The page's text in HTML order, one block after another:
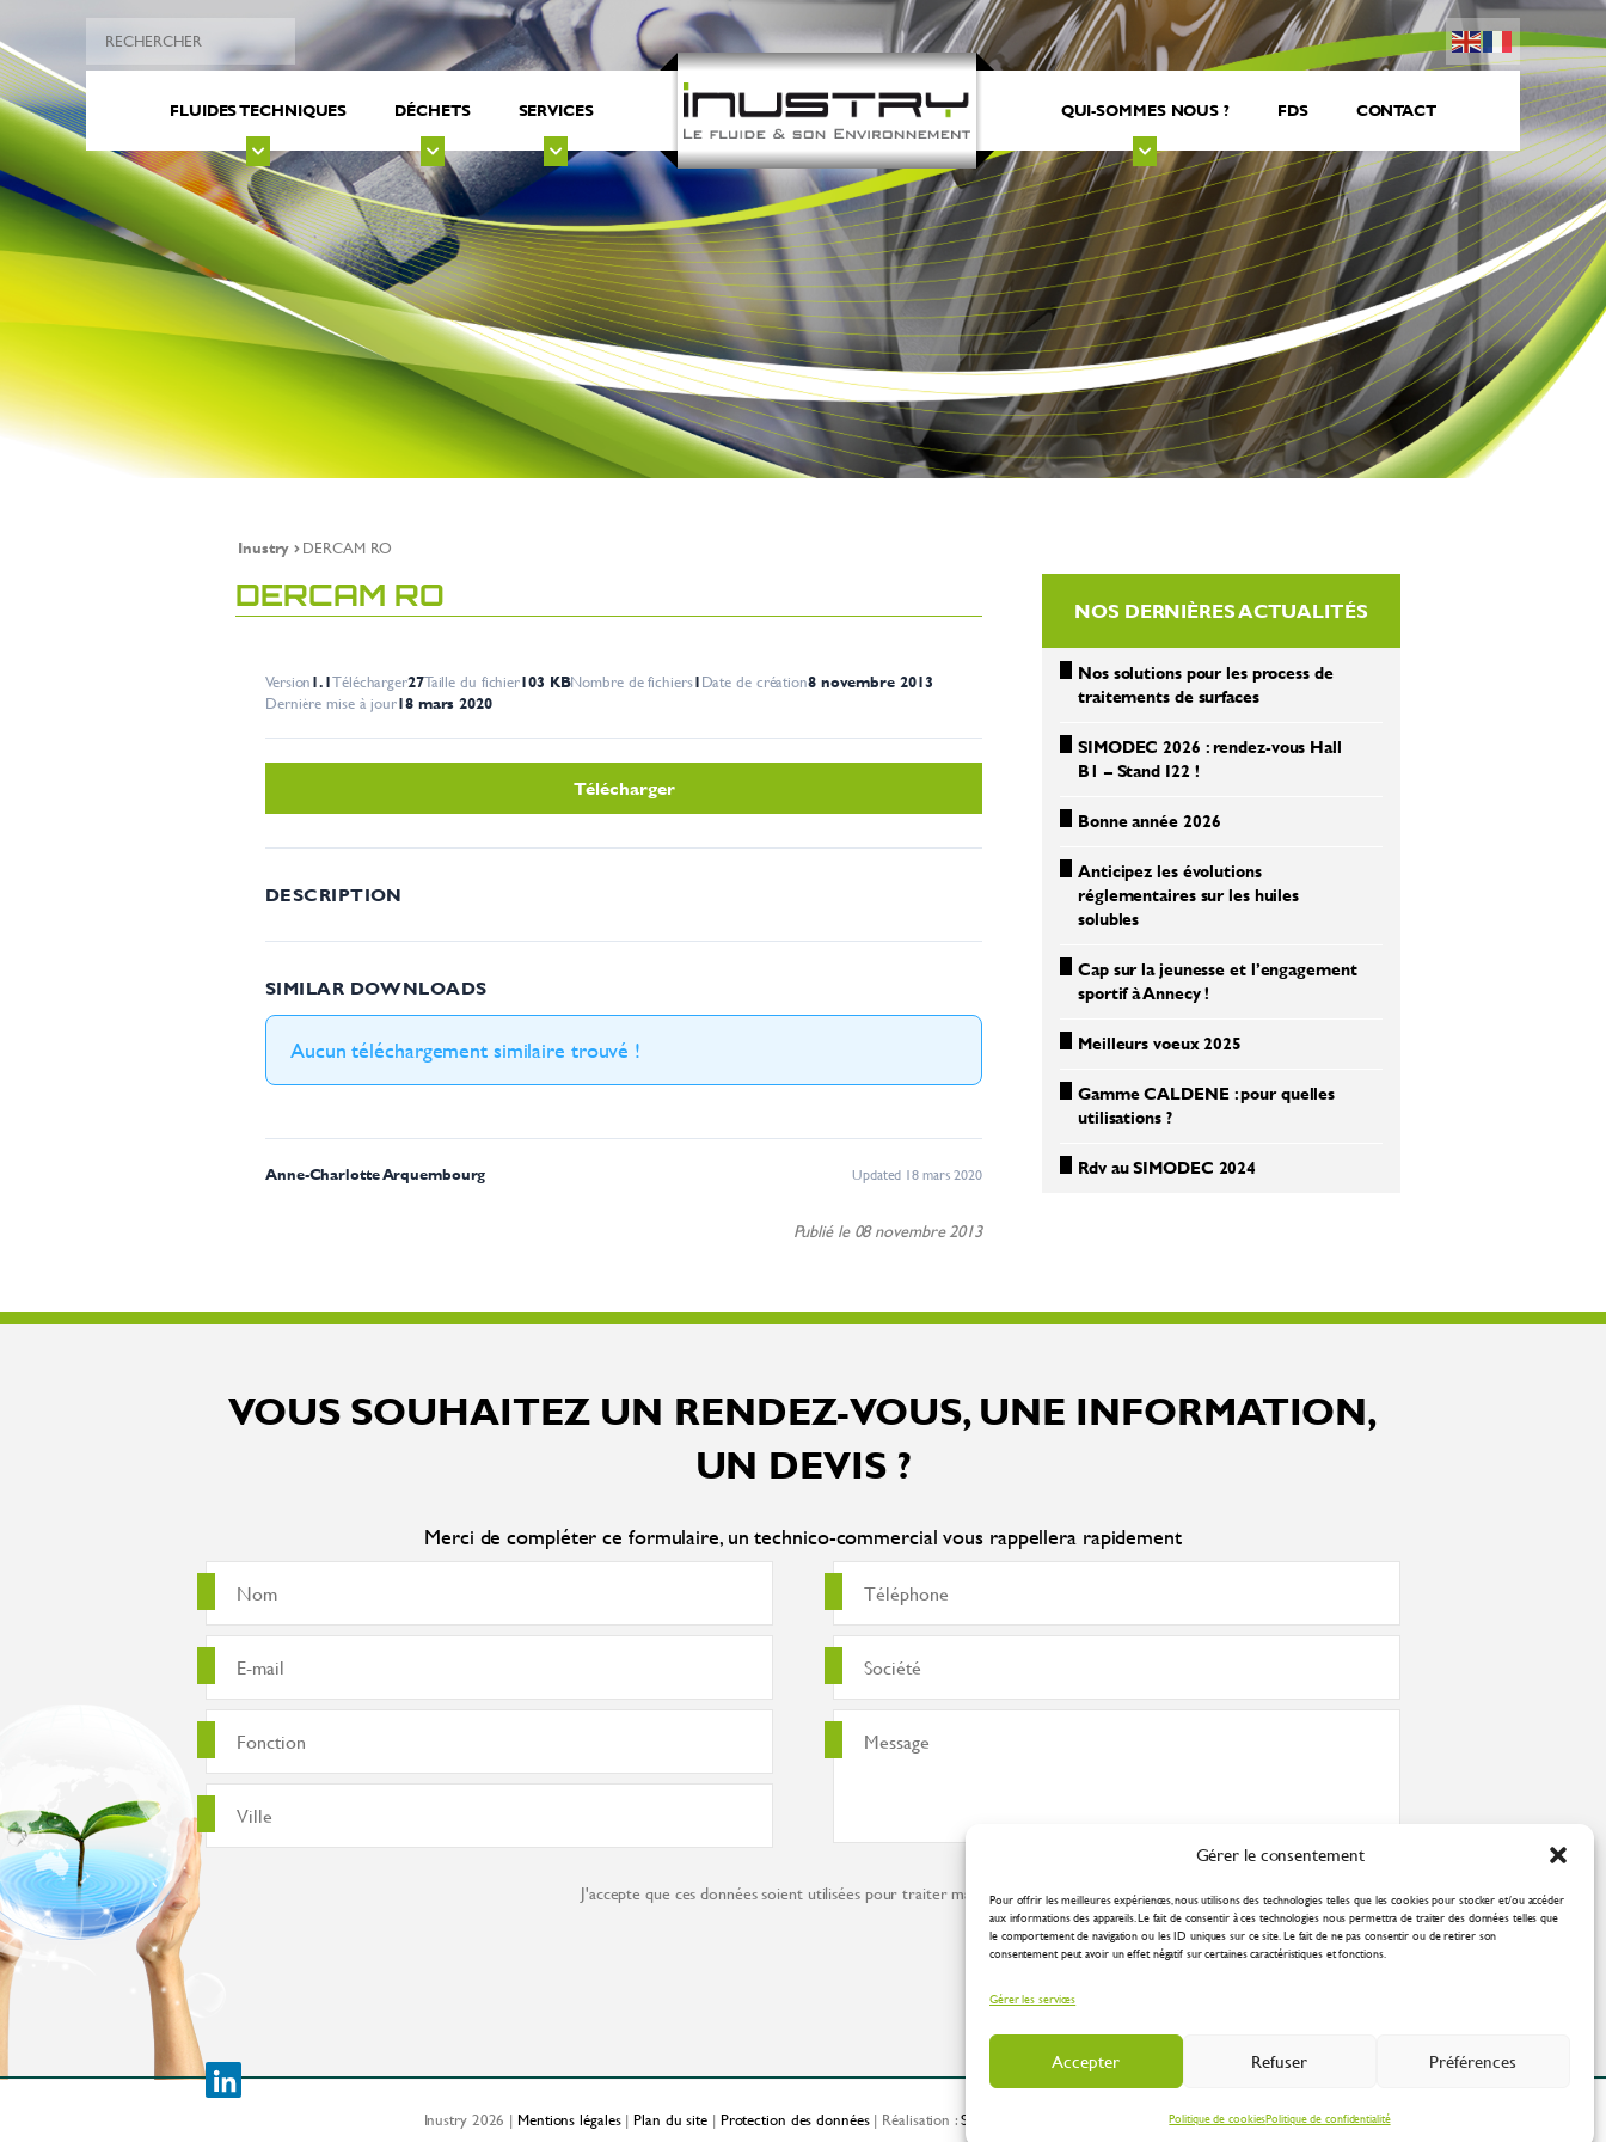
Gérer le consentement
Pour offrir les meilleures expériences, nous utilisons des technologies telles que les cookies pour stocker et/ou accéder
aux informations des appareils. Le fait de consentir à ces technologies nous permettra de traiter des données telles que
le comportement de navigation ou les ID uniques sur ce site. Le fait de ne pas consentir ou de retirer son
consentement peut avoir un effet négatif sur certaines caractéristiques et fonctions.
Gérer les services
Accepter Refuser Préférences
Politique de cookiesPolitique de confidentialité
FLUIDES TECHNIQUES DÉCHETS SERVICES QUI-SOMMES NOUS ? FDS CONTACT
Inustry DERCAM RO
DERCAM RO
Version1.1Télécharger27Taille du fichier103 KBNombre de fichiers1Date de création8 novembre 2013
Dernière mise à jour18 mars 2020
Télécharger
DESCRIPTION
SIMILAR DOWNLOADS
Aucun téléchargement similaire trouvé !
Anne-Charlotte Arquembourg Updated 18 mars 2020
Publié le 08 novembre 2013
NOS DERNIÈRES ACTUALITÉS
Nos solutions pour les process de
traitements de surfaces
SIMODEC 2026 : rendez-vous Hall
B1 – Stand I22 !
Bonne année 2026
Anticipez les évolutions
réglementaires sur les huiles
solubles
Cap sur la jeunesse et l’engagement
sportif à Annecy !
Meilleurs voeux 2025
Gamme CALDENE : pour quelles
utilisations ?
Rdv au SIMODEC 2024
VOUS SOUHAITEZ UN RENDEZ-VOUS, UNE INFORMATION,
UN DEVIS ?
Merci de compléter ce formulaire, un technico-commercial vous rappellera rapidement
J'accepte que ces données soient utilisées pour traiter ma demande conformément à lapolitique de confidentialité
Inustry 2026 | Mentions légales|Plan du site | Protection des données| Réalisation :Spirale Communication Industrielle